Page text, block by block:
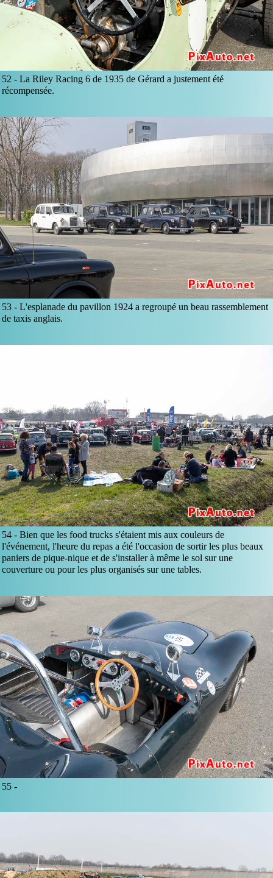
52 -La Riley Racing 6 de 1935 de Gérard a justement été
récompensée.
53 -L'esplanade du pavillon 1924 a regroupé un beau rassemblement
de taxis anglais.
54 -Bien que les food trucks s'étaient mis aux couleurs de
l'événement, l'heure du repas a été l'occasion de sortir les plus beaux
paniers de pique-nique et de s'installer à même le sol sur une
couverture ou pour les plus organisés sur une tables.
55 -